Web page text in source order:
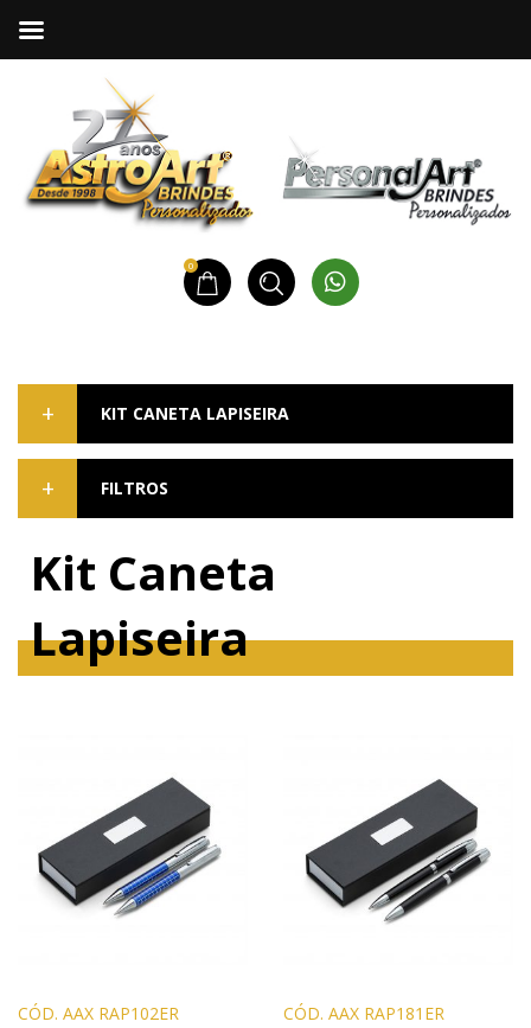
0
KIT CANETA LAPISEIRA
FILTROS
Kit Caneta
Lapiseira
CÓD. AAX RAP102ER
CÓD. AAX RAP181ER